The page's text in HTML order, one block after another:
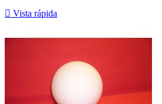
 Vista rápida